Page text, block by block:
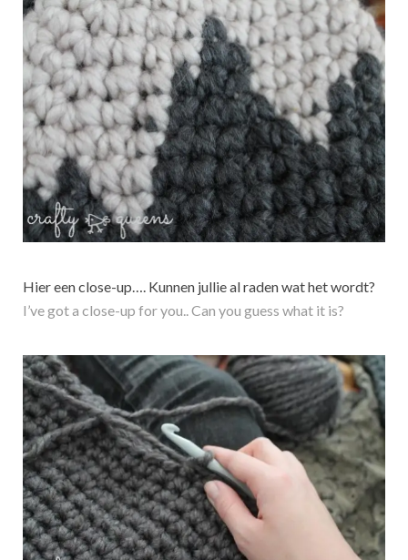
Hier een close-up…. Kunnen jullie al raden wat het wordt?
I’ve got a close-up for you.. Can you guess what it is?